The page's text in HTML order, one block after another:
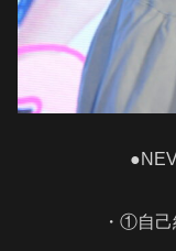
・①自己